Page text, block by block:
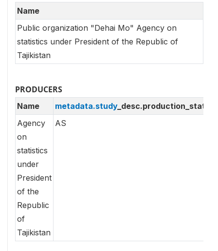
Name
Public organization "Dehai Mo" Agency on
statistics under President of the Republic of
Tajikistan
PRODUCERS
Name metadata.study
Agency
on
statistics
under
President
of the
Republic
of
Tajikistan
AS